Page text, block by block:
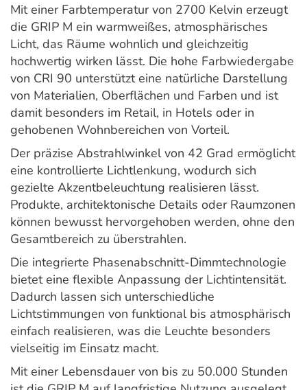
Mit einer Farbtemperatur von 2700 Kelvin erzeugt
die GRIP M ein warmweißes, atmosphärisches
Licht, das Räume wohnlich und gleichzeitig
hochwertig wirken lässt. Die hohe Farbwiedergabe
von CRI 90 unterstützt eine natürliche Darstellung
von Materialien, Oberflächen und Farben und ist
damit besonders im Retail, in Hotels oder in
gehobenen Wohnbereichen von Vorteil.
Der präzise Abstrahlwinkel von 42 Grad ermöglicht
eine kontrollierte Lichtlenkung, wodurch sich
gezielte Akzentbeleuchtung realisieren lässt.
Produkte, architektonische Details oder Raumzonen
können bewusst hervorgehoben werden, ohne den
Gesamtbereich zu überstrahlen.
Die integrierte Phasenabschnitt-Dimmtechnologie
bietet eine flexible Anpassung der Lichtintensität.
Dadurch lassen sich unterschiedliche
Lichtstimmungen von funktional bis atmosphärisch
einfach realisieren, was die Leuchte besonders
vielseitig im Einsatz macht.
Mit einer Lebensdauer von bis zu 50.000 Stunden